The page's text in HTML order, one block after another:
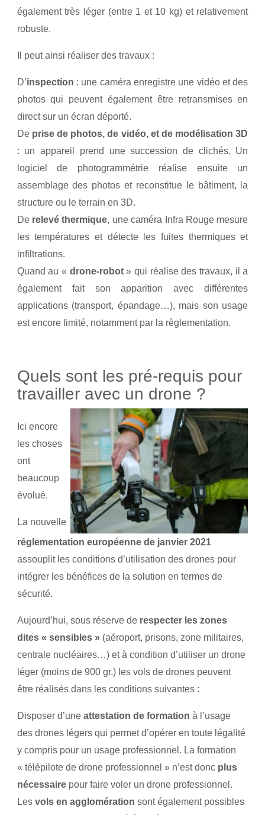
également très léger (entre 1 et 10 kg) et relativement
robuste.
Il peut ainsi réaliser des travaux :
D’inspection : une caméra enregistre une vidéo et des
photos qui peuvent également être retransmises en
direct sur un écran déporté.
De prise de photos, de vidéo, et de modélisation 3D
: un appareil prend une succession de clichés. Un
logiciel de photogrammétrie réalise ensuite un
assemblage des photos et reconstitue le bâtiment, la
structure ou le terrain en 3D.
Derelevé thermique, une caméra Infra Rouge mesure
les températures et détecte les fuites thermiques et
infiltrations.
Quand au « drone-robot» qui réalise des travaux, il a
également fait son apparition avec différentes
applications (transport, épandage…), mais son usage
est encore limité, notamment par la règlementation.
Quels sont les pré-requis pour
travailler avec un drone ?
Ici encore
les choses
ont
beaucoup
évolué.
La nouvelle
réglementation européenne de janvier 2021
assouplit les conditions d’utilisation des drones pour
intégrer les bénéfices de la solution en termes de
sécurité.
Aujourd’hui, sous réserve de respecter les zones
dites « sensibles »(aéroport, prisons, zone militaires,
centrale nucléaires…) et à condition d’utiliser un drone
léger (moins de 900 gr.) les vols de drones peuvent
être réalisés dans les conditions suivantes :
Disposer d’une attestation de formation à l’usage
des drones légers qui permet d’opérer en toute légalité
y compris pour un usage professionnel. La formation
« télépilote de drone professionnel » n’est donc plus
nécessairepour faire voler un drone professionnel.
Les vols en agglomération sont également possibles